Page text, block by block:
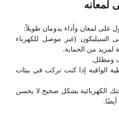
لمعانه
على لمعان وأداء يدومان طويلاً:
السيليكون (غير موصل للكهرباء
لمزيد من الحماية.
ومظلل.
الواقية إذا كنت تركب في بيئات
الكهربائية بشكل صحيح لا يحسن